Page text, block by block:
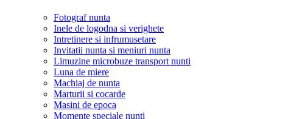
Fotograf nunta
Inele de logodna si verighete
Intretinere si infrumusetare
Invitatii nunta si meniuri nunta
Limuzine microbuze transport nunti
Luna de miere
Machiaj de nunta
Marturii si cocarde
Masini de epoca
Momente speciale nunti